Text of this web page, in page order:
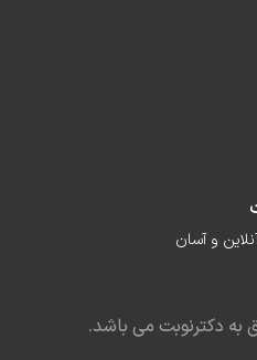
و آسان
دکترنوبت می باشد.